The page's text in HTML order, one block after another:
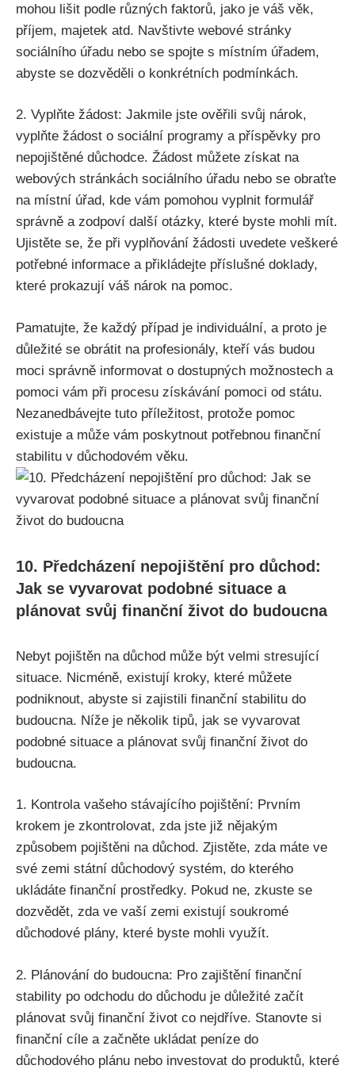
mohou lišit podle různých faktorů, jako je váš věk,
příjem, majetek atd. Navštivte webové stránky
sociálního úřadu nebo se spojte s místním úřadem,
abyste se dozvěděli o konkrétních podmínkách.
2. Vyplňte žádost: Jakmile jste ověřili svůj nárok,
vyplňte žádost o sociální programy a příspěvky pro
nepojištěné důchodce. Žádost můžete získat na
webových stránkách sociálního úřadu nebo se obraťte
na místní úřad, kde vám pomohou vyplnit formulář
správně a zodpoví další otázky, které byste mohli mít.
Ujistěte se, že při vyplňování žádosti uvedete veškeré
potřebné informace a přikládejte příslušné doklady,
které prokazují váš nárok na pomoc.
Pamatujte, že každý případ je individuální, a proto je
důležité se obrátit na profesionály, kteří vás budou
moci správně informovat o dostupných možnostech a
pomoci vám při procesu získávání pomoci od státu.
Nezanedbávejte tuto příležitost, protože pomoc
existuje a může vám poskytnout potřebnou finanční
stabilitu v důchodovém věku.
10. Předcházení nepojištění pro důchod:
Jak se vyvarovat podobné situace a
plánovat svůj finanční život do budoucna
Nebyt pojištěn na důchod může být velmi stresující
situace. Nicméně, existují kroky, které můžete
podniknout, abyste si zajistili finanční stabilitu do
budoucna. Níže je několik tipů, jak se vyvarovat
podobné situace a plánovat svůj finanční život do
budoucna.
1. Kontrola vašeho stávajícího pojištění: Prvním
krokem je zkontrolovat, zda jste již nějakým
způsobem pojištěni na důchod. Zjistěte, zda máte ve
své zemi státní důchodový systém, do kterého
ukládáte finanční prostředky. Pokud ne, zkuste se
dozvědět, zda ve vaší zemi existují soukromé
důchodové plány, které byste mohli využít.
2. Plánování do budoucna: Pro zajištění finanční
stability po odchodu do důchodu je důležité začít
plánovat svůj finanční život co nejdříve. Stanovte si
finanční cíle a začněte ukládat peníze do
důchodového plánu nebo investovat do produktů, které